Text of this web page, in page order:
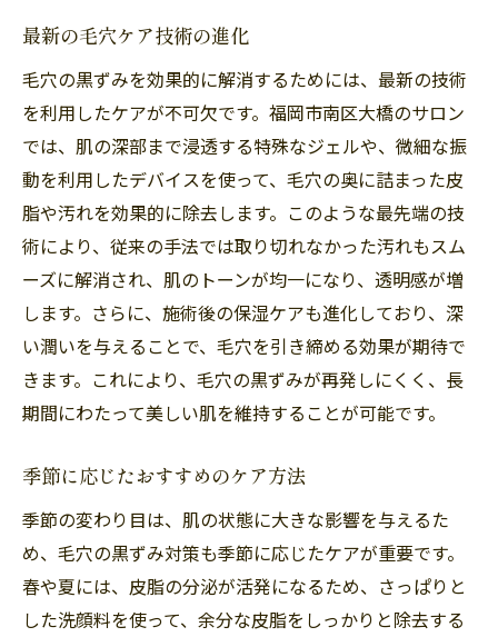
最新の毛穴ケア技術の進化
毛穴の黒ずみを効果的に解消するためには、最新の技術
を利用したケアが不可欠です。福岡市南区大橋のサロン
では、肌の深部まで浸透する特殊なジェルや、微細な振
動を利用したデバイスを使って、毛穴の奥に詰まった皮
脂や汚れを効果的に除去します。このような最先端の技
術により、従来の手法では取り切れなかった汚れもスム
ーズに解消され、肌のトーンが均一になり、透明感が増
します。さらに、施術後の保湿ケアも進化しており、深
い潤いを与えることで、毛穴を引き締める効果が期待で
きます。これにより、毛穴の黒ずみが再発しにくく、長
期間にわたって美しい肌を維持することが可能です。
季節に応じたおすすめのケア方法
季節の変わり目は、肌の状態に大きな影響を与えるた
め、毛穴の黒ずみ対策も季節に応じたケアが重要です。
春や夏には、皮脂の分泌が活発になるため、さっぱりと
した洗顔料を使って、余分な皮脂をしっかりと除去する